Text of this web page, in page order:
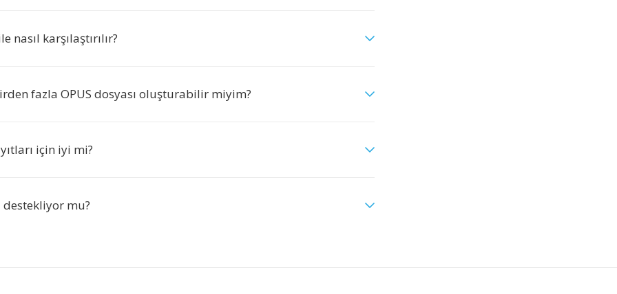
nasıl karşılaştırılır?
fazla OPUS dosyası oluşturabilir miyim?
için iyi mi?
destekliyor mu?